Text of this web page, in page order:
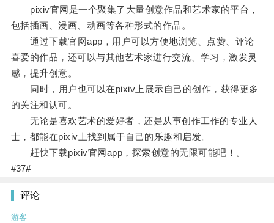
pixiv官网是一个聚集了大量创意作品和艺术家的平台，
包括插画、漫画、动画等各种形式的作品。
通过下载官网app，用户可以方便地浏览、点赞、评论
喜爱的作品，还可以与其他艺术家进行交流、学习，激发灵
感，提升创意。
同时，用户也可以在pixiv上展示自己的创作，获得更多
的关注和认可。
无论是喜欢艺术的爱好者，还是从事创作工作的专业人
士，都能在pixiv上找到属于自己的乐趣和启发。
赶快下载pixiv官网app，探索创意的无限可能吧！。
#37#
评论
游客